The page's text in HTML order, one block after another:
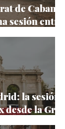
de Cabanes-
sesión entre
atardeceres
la sesión
la Gran
de España